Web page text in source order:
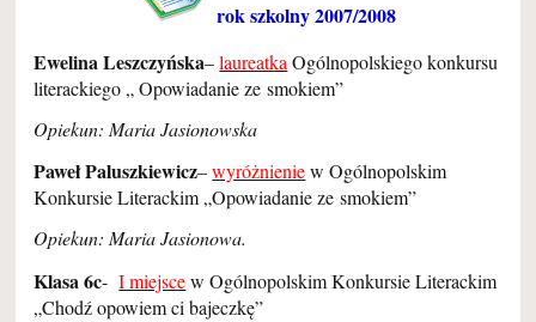
rok szkolny 2007/2008
Ewelina Leszczyńska–laureatka Ogólnopolskiego konkursu
literackiego „ Opowiadanie ze smokiem”
Opiekun: Maria Jasionowska
Paweł Paluszkiewicz–wyróżnieniew Ogólnopolskim
Konkursie Literackim „Opowiadanie ze smokiem”
Opiekun: Maria Jasionowa.
Klasa 6c-I miejscew Ogólnopolskim Konkursie Literackim
„Chodź opowiem ci bajeczkę”